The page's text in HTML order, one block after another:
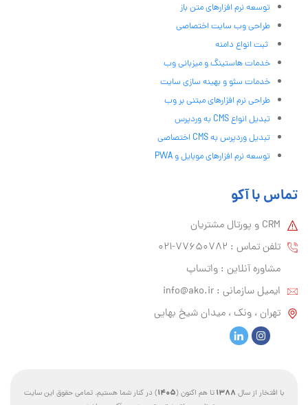
توسعه نرم افزارهای متن باز
طراحی وب سایت اختصاصی
ثبت انواع دامنه
خدمات هاستینگ و میزبانی وب
خدمات سئو و بهینه سازی سایت
طراحی نرم افزارهای مبتنی بر وب
تبدیل انواع CMS به وردپرس
تبدیل وردپرس به CMS اختصاصی
توسعه نرم افزارهای موبایل و PWA
تماس با آکو
CRM و پورتال مشتریان
تلفن تماس :‌ 77650782-021
مشاوره آنلاین : واتساپ
ایمیل سازمانی :‌ info@ako.ir
تهران ، ونک ، میدان شیخ بهایی
با افتخار از سال 1388تا هم اکنون (1405) در کنار شما هستیم. تمامی حقوق این سایت